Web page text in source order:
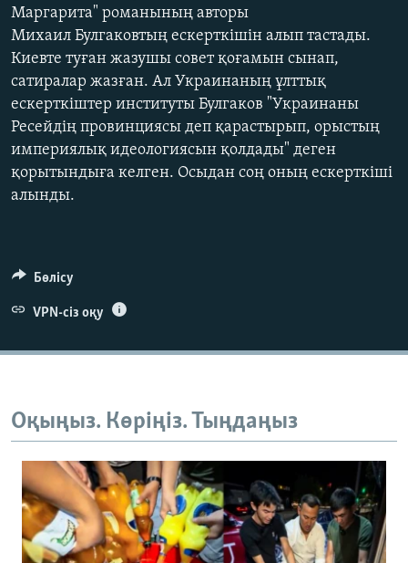
480p
1080p
Маргарита" романының авторы
Михаил Булгаковтың ескерткішін алып тастады.
Киевте туған жазушы совет қоғамын сынап,
сатиралар жазған. Ал Украинаның ұлттық
ескерткіштер институты Булгаков "Украинаны
Ресейдің провинциясы деп қарастырып, орыстың
империялық идеологиясын қолдады" деген
қорытындыға келген. Осыдан соң оның ескерткіші
алынды.
Бөлісу
VPN-сіз оқу
Оқыңыз. Көріңіз. Тыңдаңыз